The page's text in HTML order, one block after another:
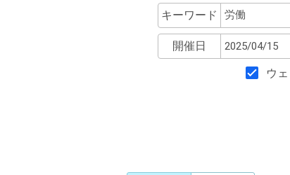
キーワード
開催日
ウ